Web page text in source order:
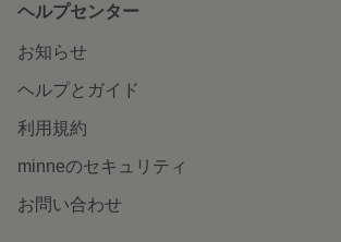
ヘルプセンター
お知らせ
ヘルプとガイド
利用規約
minneのセキュリティ
お問い合わせ